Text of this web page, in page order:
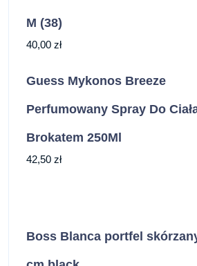
M (38)
40,00 zł
Guess Mykonos Breeze
Perfumowany Spray Do
Brokatem 250Ml
42,50 zł
Boss Blanca portfel